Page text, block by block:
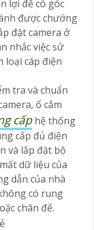
lợi để có góc
được chướng
đặt camera ở
nhắc việc sử
loại cáp điện
tra và chuẩn
ổ cắm
cấphệ thống
cấp đủ điện
và lắp đặt bộ
dữ liệu của
dẫn của nhà
có rung
chân đế.